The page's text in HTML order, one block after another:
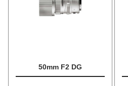
50mm F2 DG